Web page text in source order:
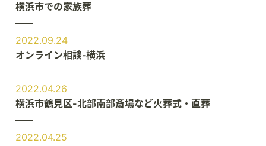
横浜市での家族葬
2022.09.24
オンライン相談‐横浜
2022.04.26
横浜市鶴見区-北部南部斎場など火葬式・直葬
2022.04.25